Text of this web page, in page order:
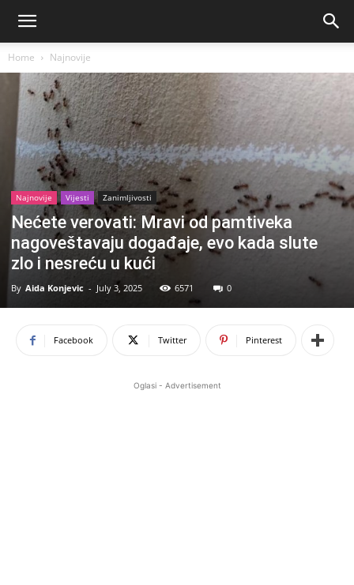
Home Najnovije
Najnovije Vijesti Zanimljivosti
Nećete verovati: Mravi od pamtiveka
nagoveštavaju događaje, evo kada slute
zlo i nesreću u kući
By Aida Konjevic - July 3, 2025 6571 0
Facebook Twitter Pinterest
Oglasi - Advertisement